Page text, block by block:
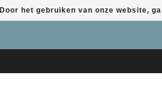
Door het gebruiken van onze website,